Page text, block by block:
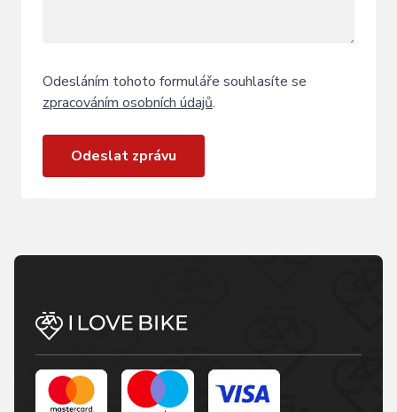
Odesláním tohoto formuláře souhlasíte se
zpracováním osobních údajů.
Odeslat zprávu